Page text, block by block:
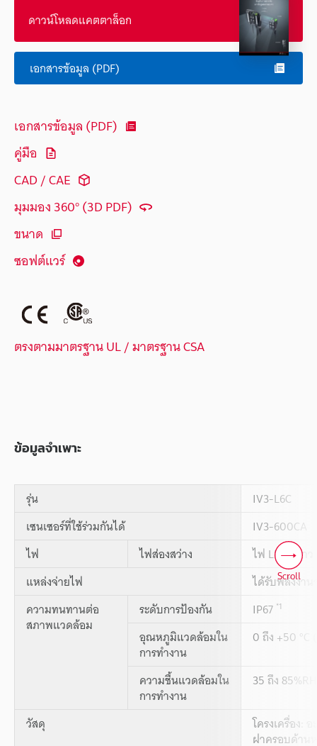
ดาวน์โหลดแคตตาล็อก
เอกสารข้อมูล (PDF)
เอกสารข้อมูล (PDF)
คู่มือ
CAD / CAE
มุมมอง 360° (3D PDF)
ขนาด
ซอฟต์แวร์
ตรงตามมาตรฐาน UL / มาตรฐาน CSA
ข้อมูลจำเพาะ
รุ่น
IV3-L6C
เซนเซอร์ที่ใช้ร่วมกันได้
IV3-600CA
ไฟ
ไฟส่องสว่าง
ไฟ LED สีขาว
แหล่งจ่ายไฟ
ได้รับพลังงา
ความทนทานต่อ
สภาพแวดล้อม
ระดับการป้องกัน IP67 *1
อุณหภูมิแวดล้อมใน
การทำงาน
0 ถึง +50 °C
ความชื้นแวดล้อมใน
การทำงาน
35 ถึง
วัสดุ โครงเครื่อง:
ฝาครอบด้าน
Scroll